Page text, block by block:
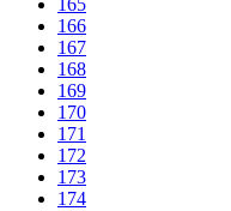
165
166
167
168
169
170
171
172
173
174